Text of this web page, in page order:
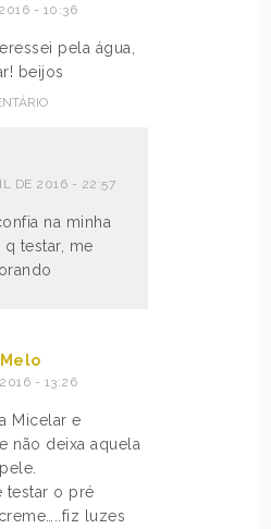
- 10:36
pela água,
beijos
DE 2016 - 22:57
na minha
testar, me
- 13:26
Micelar e
não deixa aquela
testar o pré
luzes